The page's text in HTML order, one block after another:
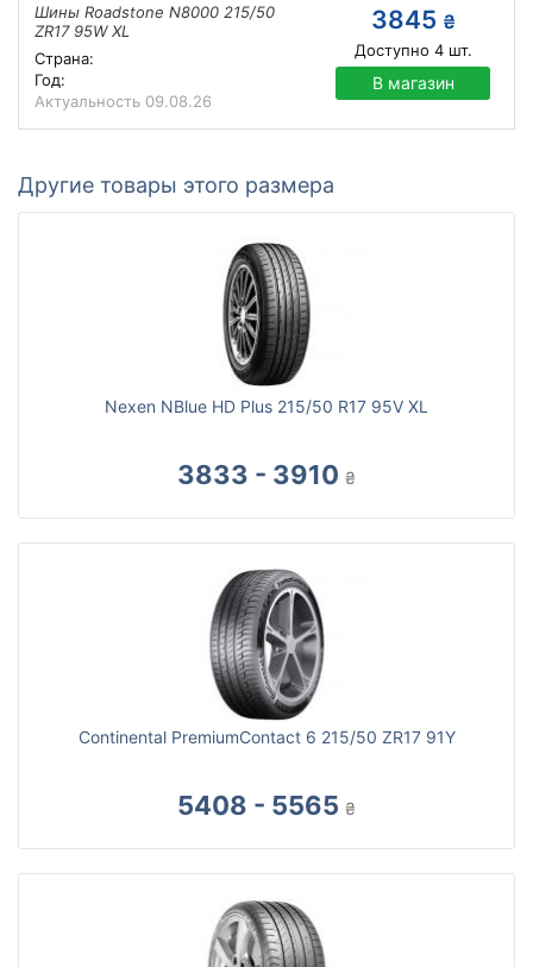
Шины Roadstone N8000 215/50
ZR17 95W XL
Страна:
Год:
Актуальность 09.08.26
3845 ₴
Доступно 4шт.
В магазин
Другие товары этого размера
Nexen NBlue HD Plus 215/50 R17 95V XL
3833 - 3910 ₴
Continental PremiumContact 6 215/50 ZR17 91Y
5408 - 5565 ₴